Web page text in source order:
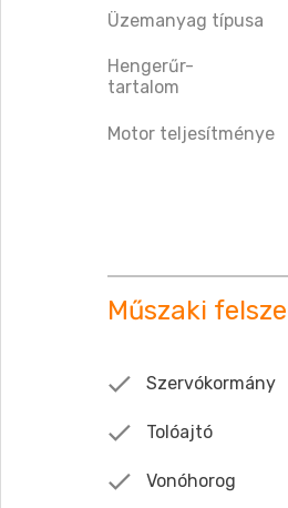
Üzemanyag típusa
Hengerűr-
tartalom
Motor teljesítménye
Műszaki
Szervókormány
Tolóajtó
Vonóhorog